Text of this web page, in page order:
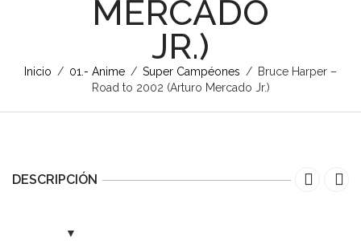
MERCADO
JR.)
Inicio / 01.- Anime / Super Campéones / Bruce Harper –
Road to 2002 (Arturo Mercado Jr.)
DESCRIPCIÓN